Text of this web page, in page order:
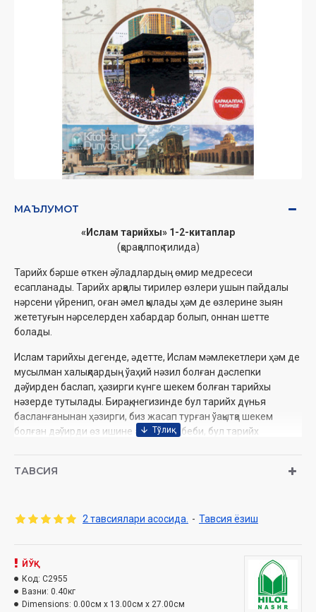
МАЪЛУМОТ
«Ислам тарийхы» 1-2-китаплар
(қорақалпоқ тилида)
Тарийх бәрше өткен әўладлардың өмир медресеси
есапланады. Тарийх арқалы тирилер өзлери ушын пайдалы
нәрсени үйренип, оған әмел қылады ҳәм де өзлерине зыян
жететуғын нәрселерден хабардар болып, оннан шетте
болады.
Ислам тарийхы дегенде, әдетте, Ислам мәмлекетлери ҳәм де
мусылман халықлардың ўаҳий нәзил болған дәслепки
дәўирден баслап, ҳәзирги күнге шекем болған тарийхы
нәзерде тутылады. Бирақ, негизинде бул тарийх дүнья
басланғанынан ҳәзирги, биз жасап турған ўақытқа шекем
болған дәўирди өз ишине алады. Себеби, бул тарийх
соңғы китапларынан бири есапланады.
Таржимон:
Нашриёт:
Сана:
2021 йил
Ҳажми:528 бет (I), 576 (II)
ТАВСИЯ
2 тавсиялари асосида. - Тавсия ёзиш
ЙЎҚ
Код: C2955
Вазни: 0.40кг
Dimensions: 0.00см x 13.00см x 27.00см